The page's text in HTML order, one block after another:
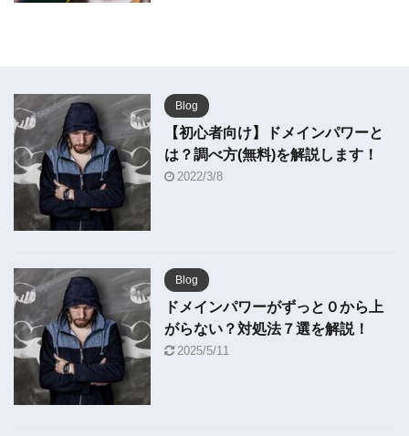
Blog
【初心者向け】ドメインパワーと
は？調べ方(無料)を解説します！
2022/3/8
Blog
ドメインパワーがずっと０から上
がらない？対処法７選を解説！
2025/5/11